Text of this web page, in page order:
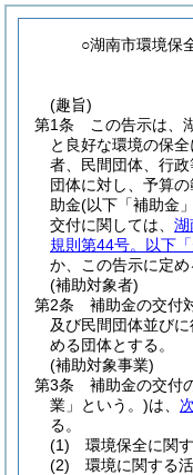
○湖南市環境保
(趣旨)
第1条
この告示は、
と良好な環境の保
者、民間団体、行
団体に対し、予算
助金(以下「補助金
交付に関しては、 湖
規則第44号。以下
か、この告示に定め
(補助対象者)
第2条
補助金の交付
及び民間団体並び
める団体とする。
(補助対象事業)
第3条
補助金の交付
業」という。)は、
る。
(1)
環境保全に関
(2)
環境に関する